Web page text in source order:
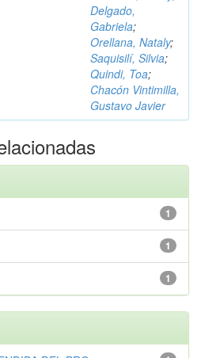
Delgado,
Gabriela;
Orellana, Nataly;
Saquisilí, Silvia;
Quindi, Toa;
Chacón Vintimilla,
Gustavo Javier
1
1
1